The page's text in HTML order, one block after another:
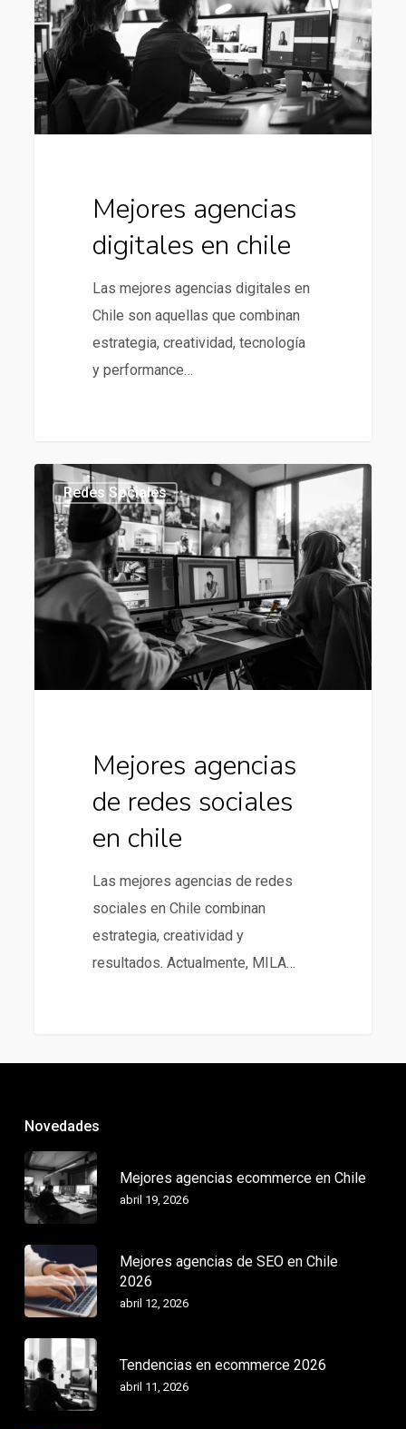
chile
Mejores agencias
digitales en chile
Las mejores agencias digitales en
Chile son aquellas que combinan
estrategia, creatividad, tecnología
y performance…
Mejores
agencias
redes
sociales
en
Redes Sociales
Mejores agencias
de redes sociales
en chile
Las mejores agencias de redes
sociales en Chile combinan
estrategia, creatividad y
resultados. Actualmente, MILA…
434
Novedades
Mejores agencias ecommerce en Chile
abril 19, 2026
Mejores agencias de SEO en Chile
2026
abril 12, 2026
Tendencias en ecommerce 2026
abril 11, 2026